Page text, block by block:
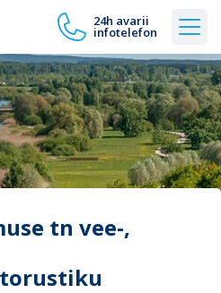
24h avarii
infotelefon
tn vee-,